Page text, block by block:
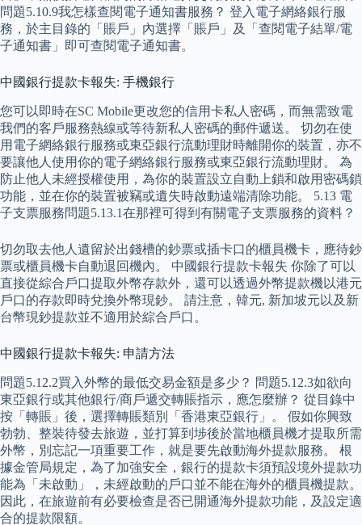
問題5.10.9我怎樣查閱電子通知書服務？ 登入電子網絡銀行服
務，於主目錄的「賬戶」內選擇「賬戶」及「查閱電子結單/電
子通知書」即可查閱電子通知書。
中國銀行提款卡報失: 手機銀行
您可以即時在SC Mobile更改您的信用卡私人密碼，而無需致電
我們的客戶服務熱線或等待新私人密碼的郵件遞送。 切勿在使
用電子網絡銀行服務或東亞銀行流動理財時離開你的裝置，亦不
要讓他人使用你的電子網絡銀行服務或東亞銀行流動理財。 為
防止他人未經授權使用，為你的裝置設立自動上鎖和啟用密碼鎖
功能，並在你的裝置被竊或遺失時啟動遠端清除功能。 5.13 電
子支票服務問題5.13.1在那裡可得到有關電子支票服務的資料？
切勿取去他人遺留於出錢槽的鈔票或插卡口的櫃員機卡，應待鈔
票或櫃員機卡自動退回機內。 中國銀行提款卡報失 你除了可以
直接從綜合戶口提取外幣存款外，還可以透過外幣提款機以港元
戶口的存款即時兌換外幣現鈔。 請注意，韓元, 新加坡元以及新
台幣現鈔提款並不適用於綜合戶口。
中國銀行提款卡報失: 申請方法
問題5.12.2買入外幣的最低交易金額是多少？ 問題5.12.3如欲向
東亞銀行或其他銀行/商戶遞交轉賬指示，應怎麼辦？ 從目錄中
按「轉賬」後，選擇轉賬類別「香港東亞銀行」。 假如你興致
勃勃、整裝待發去旅遊，並打算到埗後於當地櫃員機才提取所需
外幣，別忘記一項重要工作，就是要先啟動海外提款服務。 根
據金管局規定，為了加強安全，銀行的提款卡須預設境外提款功
能為「未啟動」，未經啟動的戶口並不能在海外的櫃員機提款。
因此，在旅遊前有必要檢查是否已開通海外提款功能，及設定適
合的提款限額。